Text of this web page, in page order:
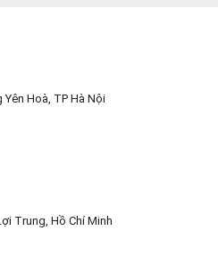
Hoà, TP Hà Nội
Trung, Hồ Chí Minh